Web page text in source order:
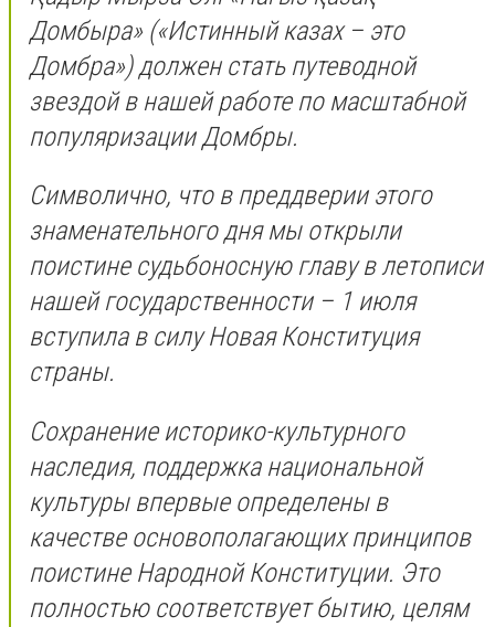
Домбыра» («Истинный казах – это
Домбра») должен стать путеводной
звездой в нашей работе по масштабной
популяризации Домбры.
Символично, что в преддверии этого
знаменательного дня мы открыли
поистине судьбоносную главу в летописи
нашей государственности – 1 июля
вступила в силу Новая Конституция
страны.
Сохранение историко-культурного
наследия, поддержка национальной
культуры впервые определены в
качестве основополагающих принципов
поистине Народной Конституции. Это
полностью соответствует бытию, целям